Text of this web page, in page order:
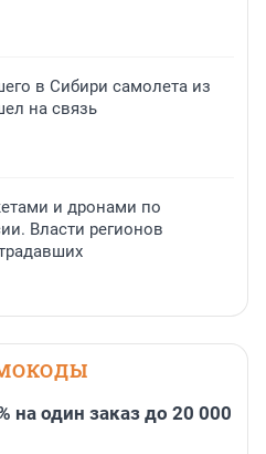
в Сибири самолета из
на связь
и дронами по
Власти регионов
на один заказ до 20 000